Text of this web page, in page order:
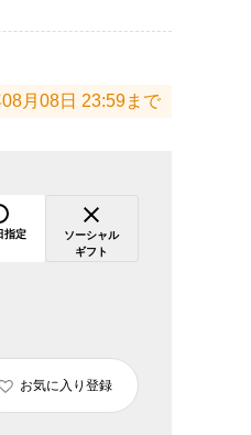
月08日 23:59まで
指定
ソーシャル
ギフト
お気に入り登録